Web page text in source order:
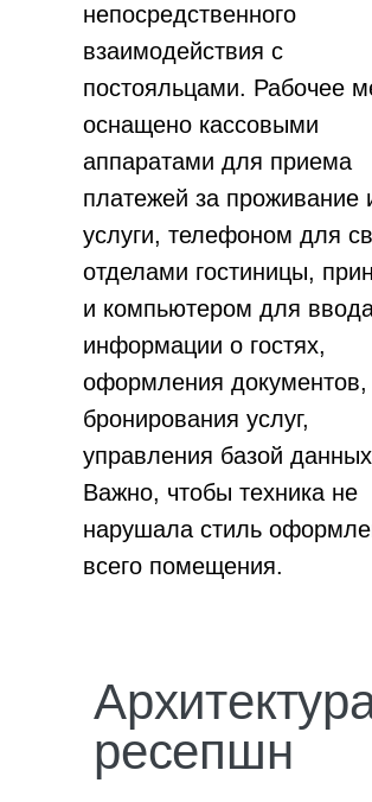
непосредственного
взаимодействия с
постояльцами. Рабочее
оснащено кассовыми
аппаратами для приема
платежей за проживание
услуги, телефоном для
отделами гостиницы,
и компьютером для
информации о гостях,
оформления документов,
бронирования услуг,
управления базой
Важно, чтобы техника не
нарушала стиль
всего помещения.
ресепшн